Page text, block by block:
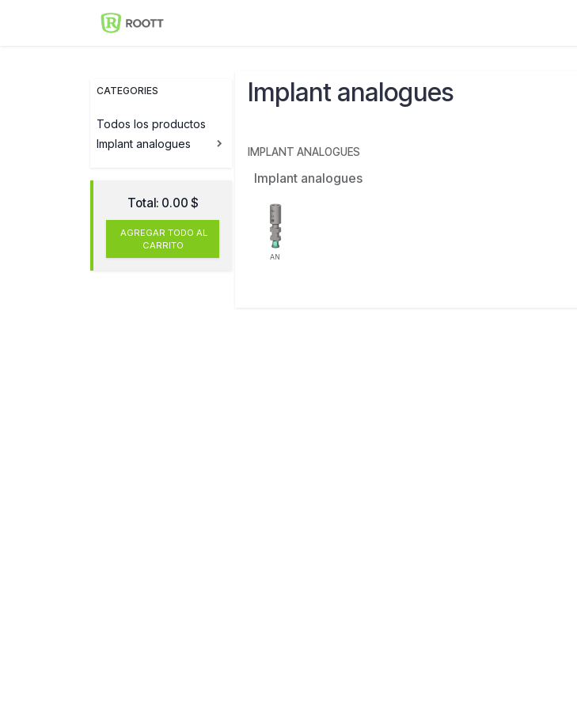
CATEGORIES
Todos los productos
Implant analogues
Total: 0.00 $
AGREGAR TODO AL
CARRITO
Implant analogues
IMPLANT ANALOGUES
Implant analogues
AN